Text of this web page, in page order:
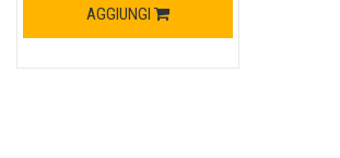
AGGIUNGI